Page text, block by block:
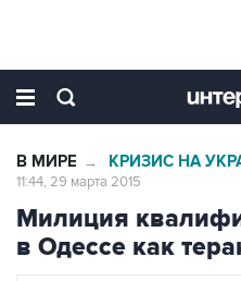
В МИРЕ → КРИЗИС НА
11:44, 29 марта 2015
Милиция
в Одессе как